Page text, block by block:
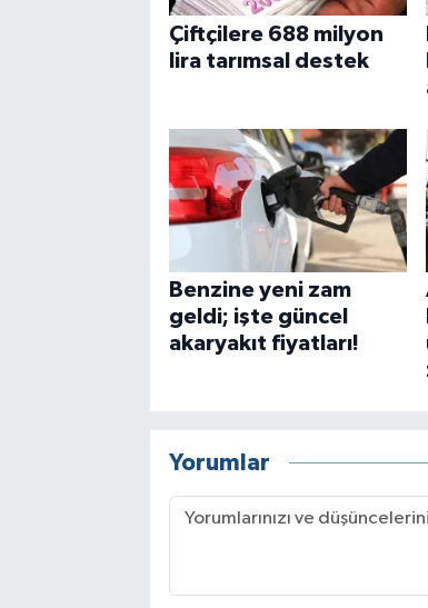
Çiftçilere 688 milyon
lira tarımsal destek
Benzine yeni zam
geldi; işte güncel
akaryakıt fiyatları!
Yorumlar